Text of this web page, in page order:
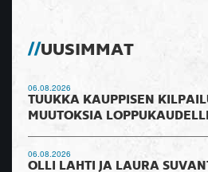
UUSIMMAT
06.08.2026
TUUKKA KAUPPISEN
MUUTOKSIA
06.08.2026
OLLI LAHTI JA LAURA